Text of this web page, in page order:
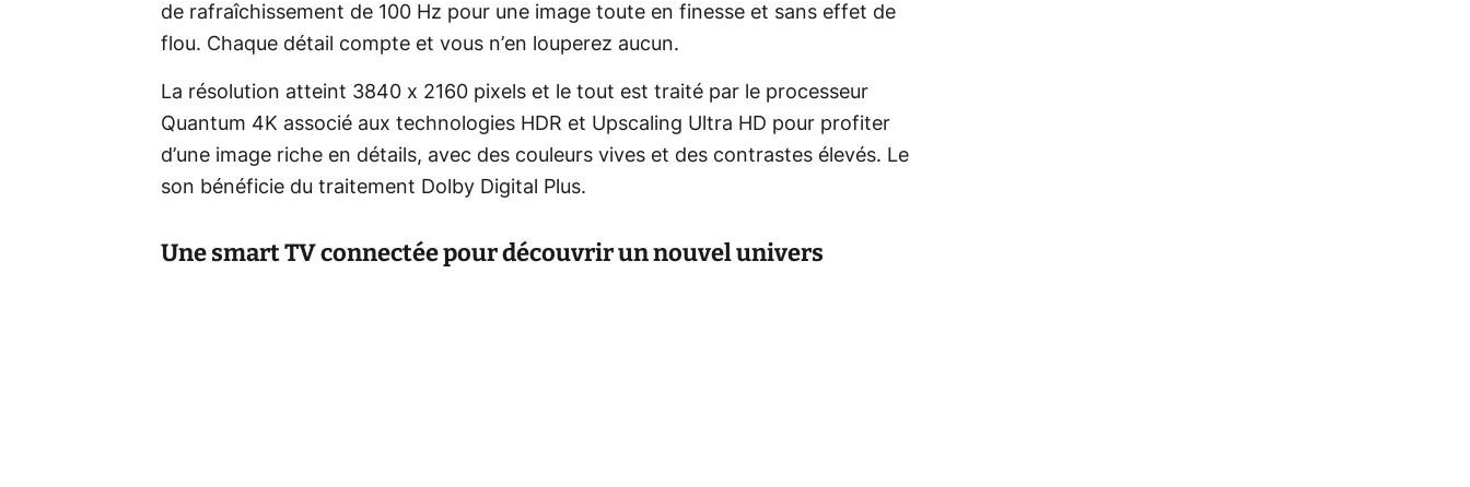
de rafraîchissement de 100 Hz pour une image toute en finesse et sans effet de
flou. Chaque détail compte et vous n’en louperez aucun.
La résolution atteint 3840 x 2160 pixels et le tout est traité par le processeur
Quantum 4K associé aux technologies HDR et Upscaling Ultra HD pour profiter
d’une image riche en détails, avec des couleurs vives et des contrastes élevés. Le
son bénéficie du traitement Dolby Digital Plus.
Une smart TV connectée pour découvrir un nouvel univers